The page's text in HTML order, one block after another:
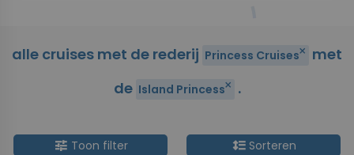
alle cruises met de rederij Princess Cruisesclose
met
de Island Princessclose .
tune Toon filter format_line_spacingSorteren